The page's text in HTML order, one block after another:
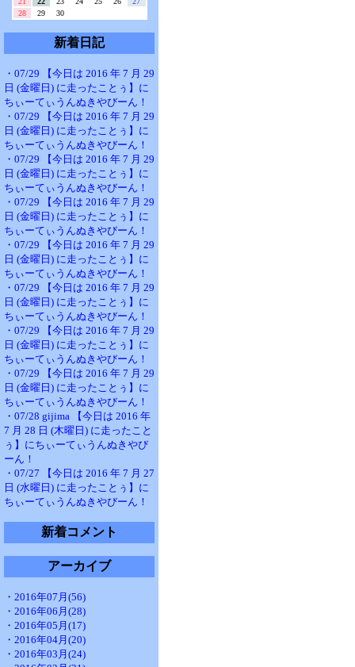
28
29 30
新着日記
・07/29 【今日は 2016 年 7 月 29
日 (金曜日) に走ったことぅ】に
ちぃーてぃうんぬきやびーん！
・07/29 【今日は 2016 年 7 月 29
日 (金曜日) に走ったことぅ】に
ちぃーてぃうんぬきやびーん！
・07/29 【今日は 2016 年 7 月 29
日 (金曜日) に走ったことぅ】に
ちぃーてぃうんぬきやびーん！
・07/29 【今日は 2016 年 7 月 29
日 (金曜日) に走ったことぅ】に
ちぃーてぃうんぬきやびーん！
・07/29 【今日は 2016 年 7 月 29
日 (金曜日) に走ったことぅ】に
ちぃーてぃうんぬきやびーん！
・07/29 【今日は 2016 年 7 月 29
日 (金曜日) に走ったことぅ】に
ちぃーてぃうんぬきやびーん！
・07/29 【今日は 2016 年 7 月 29
日 (金曜日) に走ったことぅ】に
ちぃーてぃうんぬきやびーん！
・07/29 【今日は 2016 年 7 月 29
日 (金曜日) に走ったことぅ】に
ちぃーてぃうんぬきやびーん！
・07/28 gijima 【今日は 2016 年
7 月 28 日 (木曜日) に走ったこと
ぅ】にちぃーてぃうんぬきやび
ーん！
・07/27 【今日は 2016 年 7 月 27
日 (水曜日) に走ったことぅ】に
ちぃーてぃうんぬきやびーん！
新着コメント
アーカイブ
・2016年07月(56)
・2016年06月(28)
・2016年05月(17)
・2016年04月(20)
・2016年03月(24)